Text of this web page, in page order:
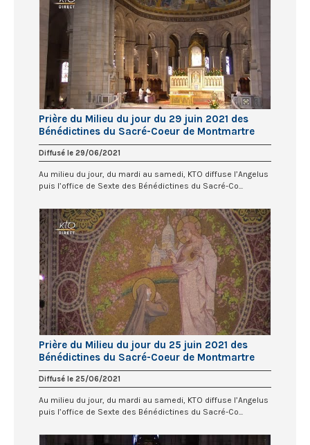
Prière du Milieu du jour du 29 juin 2021 des
Bénédictines du Sacré-Coeur de Montmartre
Diffusé le 29/06/2021
Au milieu du jour, du mardi au samedi, KTO diffuse l’Angelus
puis l’office de Sexte des Bénédictines du Sacré-Co...
Prière du Milieu du jour du 25 juin 2021 des
Bénédictines du Sacré-Coeur de Montmartre
Diffusé le 25/06/2021
Au milieu du jour, du mardi au samedi, KTO diffuse l’Angelus
puis l’office de Sexte des Bénédictines du Sacré-Co...